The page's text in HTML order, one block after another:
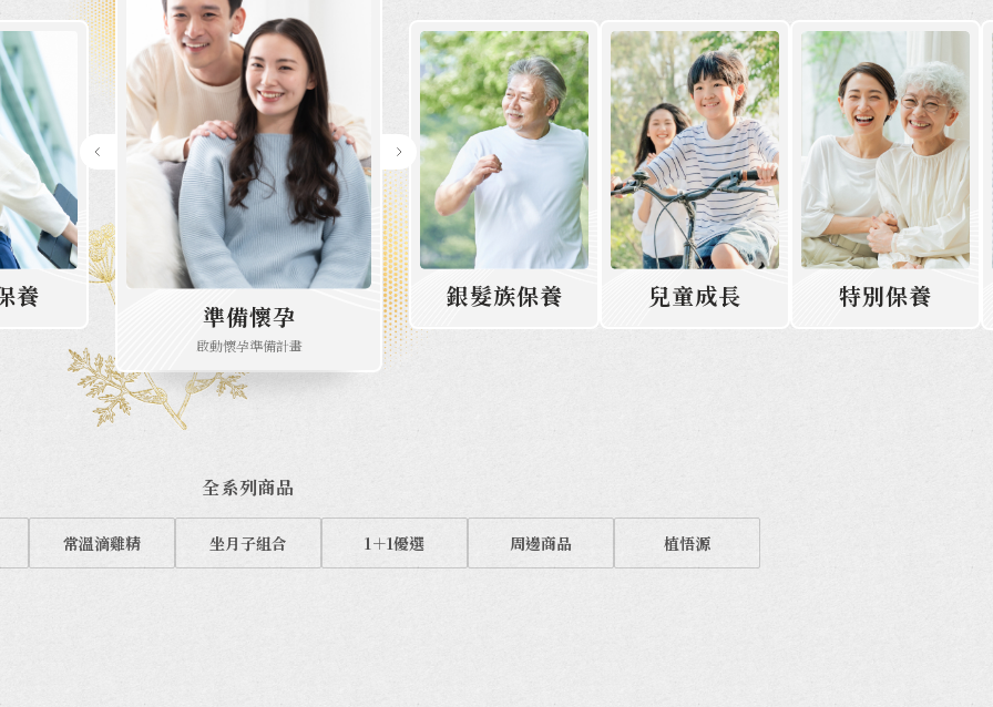
養
準備懷孕
啟動懷孕準備計畫
銀髮族保養 兒童成長 特別保養
全系列商品
常溫滴雞精 坐月子組合 1＋1優選 周邊商品 植悟源